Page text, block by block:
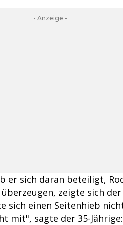
- Anzeige -
er sich daran beteiligt,
zeigte sich
sich einen Seitenhieb
mit", sagte der 35-